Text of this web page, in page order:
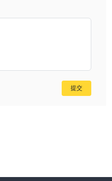
提交